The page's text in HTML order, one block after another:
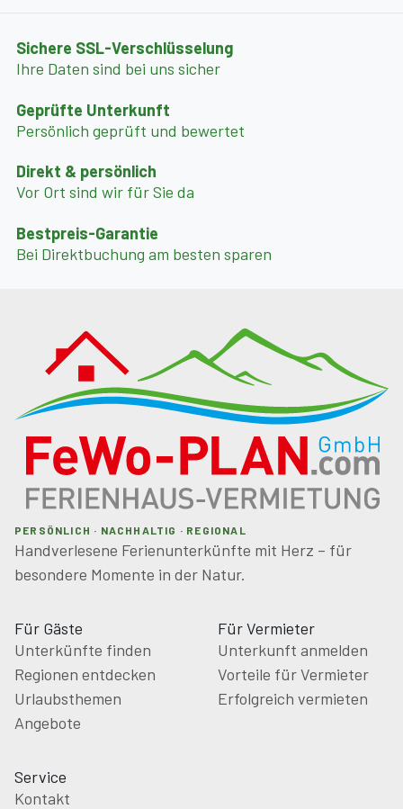
Sichere SSL-Verschlüsselung
Ihre Daten sind bei uns sicher
Geprüfte Unterkunft
Persönlich geprüft und bewertet
Direkt & persönlich
Vor Ort sind wir für Sie da
Bestpreis-Garantie
Bei Direktbuchung am besten sparen
PERSÖNLICH · NACHHALTIG · REGIONAL
Handverlesene Ferienunterkünfte mit Herz – für
besondere Momente in der Natur.
Für Gäste
Unterkünfte finden
Regionen entdecken
Urlaubsthemen
Angebote
Für Vermieter
Unterkunft anmelden
Vorteile für Vermieter
Erfolgreich vermieten
Service
Kontakt